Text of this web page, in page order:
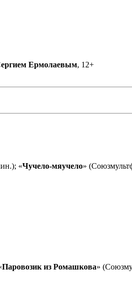
Ермолаевым, 12+
«Чучело-мяучело»
Паровозик из Ромашкова»